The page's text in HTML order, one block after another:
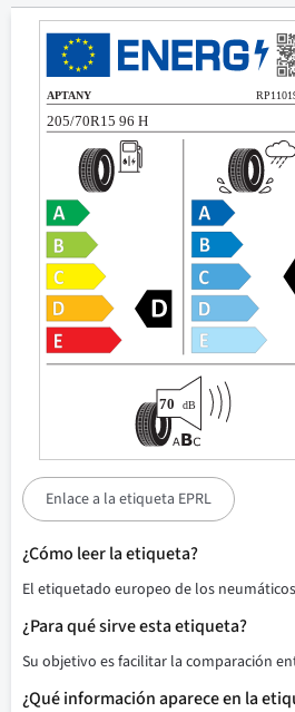
Enlace a la etiqueta EPRL
¿Cómo leer la etiqueta?
El etiquetado europeo de los
¿Para qué sirve esta etiqueta?
Su objetivo es facilitar la comparación
¿Qué información aparece en la